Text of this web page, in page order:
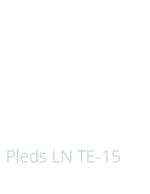
Pleds LN TE-15